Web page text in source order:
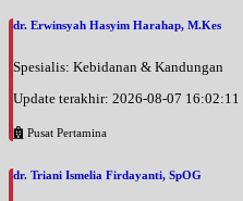
dr. Erwinsyah Hasyim Harahap, M.Kes
Spesialis: Kebidanan & Kandungan
Update terakhir: 2026-08-07 16:02:11
Pusat Pertamina
dr. Triani Ismelia Firdayanti, SpOG